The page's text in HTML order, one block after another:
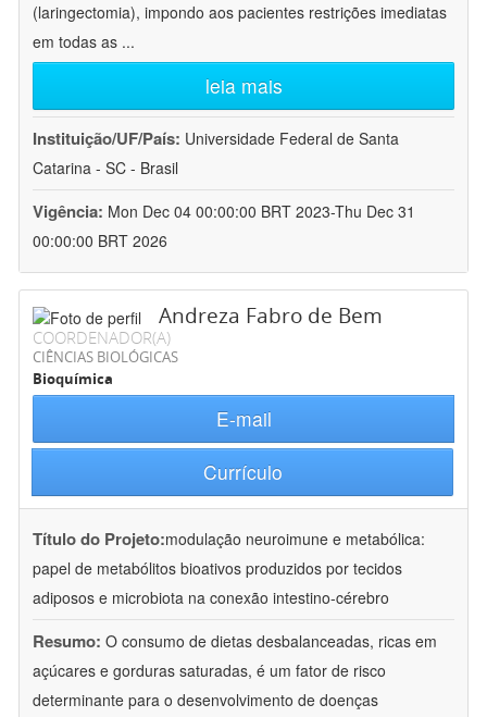
(laringectomia), impondo aos pacientes restrições imediatas
em todas as ...
leia mais
Instituição/UF/País: Universidade Federal de Santa
Catarina - SC - Brasil
Vigência: Mon Dec 04 00:00:00 BRT 2023-Thu Dec 31
00:00:00 BRT 2026
Andreza Fabro de Bem
COORDENADOR(A)
CIÊNCIAS BIOLÓGICAS
Bioquímica
E-mail
Currículo
Título do Projeto:modulação neuroimune e metabólica:
papel de metabólitos bioativos produzidos por tecidos
adiposos e microbiota na conexão intestino-cérebro
Resumo: O consumo de dietas desbalanceadas, ricas em
açúcares e gorduras saturadas, é um fator de risco
determinante para o desenvolvimento de doenças